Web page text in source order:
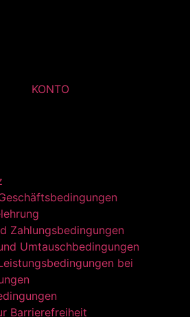
KONTO
Zahlungsbedingungen
Umtauschbedingungen
bei
Barrierefreiheit